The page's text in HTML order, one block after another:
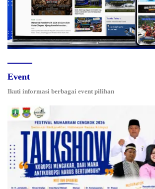
Event
Ikuti informasi berbagai event pilihan